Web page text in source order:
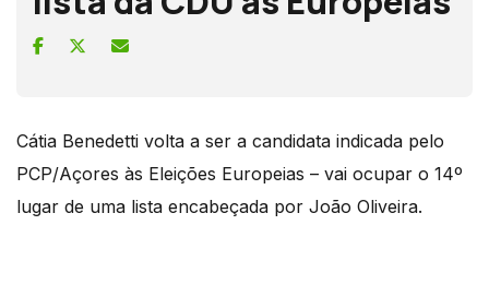
Cátia Benedetti volta a ser a candidata indicada pelo
PCP/Açores às Eleições Europeias – vai ocupar o 14º
lugar de uma lista encabeçada por João Oliveira.